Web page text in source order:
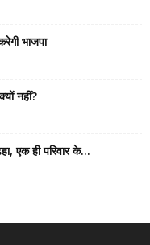
भाजपा
नहीं?
एक ही परिवार के...